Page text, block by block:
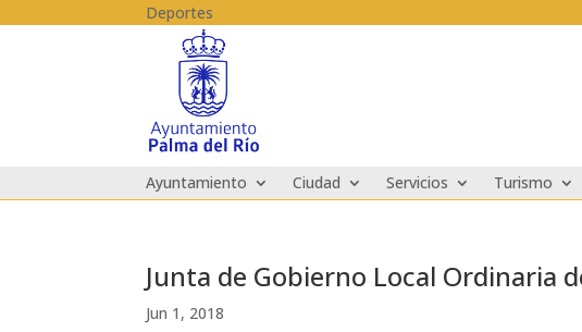
Deportes
Ayuntamiento Ciudad Servicios Turismo
Junta de Gobierno Local Ordinaria
Jun 1, 2018